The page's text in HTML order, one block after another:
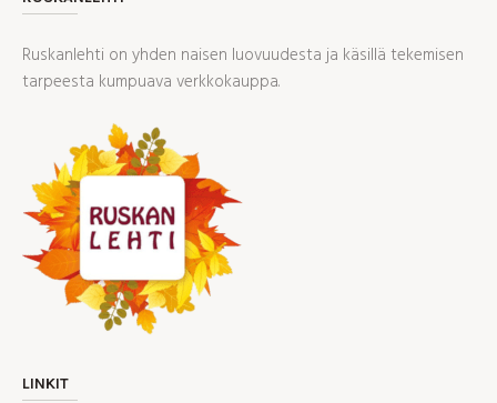
Ruskanlehti on yhden naisen luovuudesta ja käsillä tekemisen
tarpeesta kumpuava verkkokauppa.
LINKIT